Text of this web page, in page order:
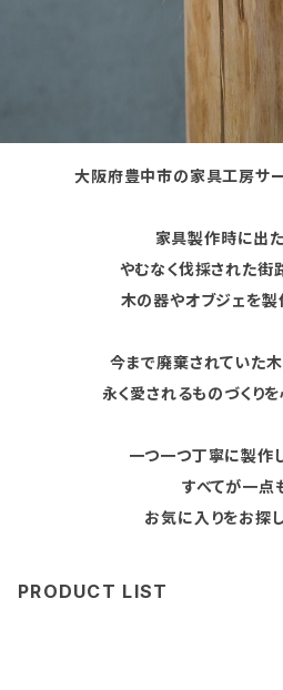
大阪府豊中市の家具工房サ
家具製作時に出た
やむなく伐採された街
木の器やオブジェを製
今まで廃棄されていた木
永く愛されるものづくりを
一つ一つ丁寧に製作し
すべてが一点
お気に入りをお探し
PRODUCT LIST